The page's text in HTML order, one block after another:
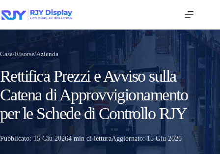
Casa/Risorse/Azienda
Rettifica Prezzi e Avviso sulla
Catena di Approvvigionamento
per le Schede di Controllo RJY
Pubblicato: 15 Giu 20264 min di letturaAggiornato: 15 Giu 2026